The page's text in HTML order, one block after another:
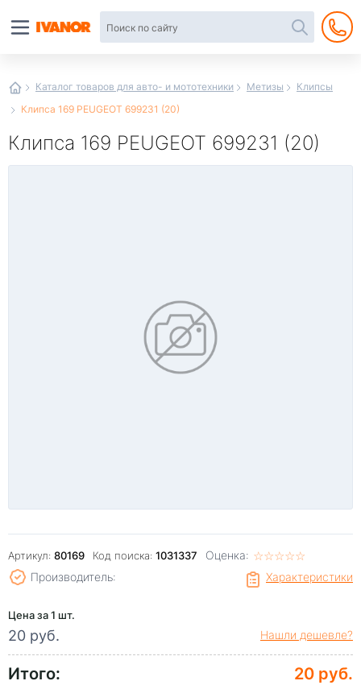
Каталог товаров для авто- и мототехники Метизы
Клипсы
Клипса 169 PEUGEOT 699231 (20)
Клипса 169 PEUGEOT 699231 (20)
Артикул: 80169 Код поиска: 1031337 Оценка: ☆☆☆☆☆
★★★★★
Характеристики
Производитель:
Цена за 1 шт.
20 руб. Нашли дешевле?
Итого: 20 руб.
интернет-